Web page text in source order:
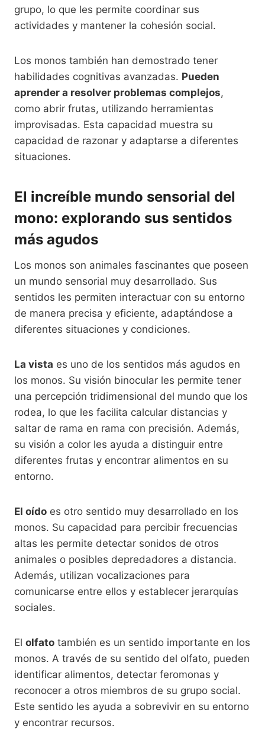
grupo, lo que les permite coordinar sus
actividades y mantener la cohesión social.
Los monos también han demostrado tener
habilidades cognitivas avanzadas. Pueden
aprender a resolver problemas complejos,
como abrir frutas, utilizando herramientas
improvisadas. Esta capacidad muestra su
capacidad de razonar y adaptarse a diferentes
situaciones.
El increíble mundo sensorial del
mono: explorando sus sentidos
más agudos
Los monos son animales fascinantes que poseen
un mundo sensorial muy desarrollado. Sus
sentidos les permiten interactuar con su entorno
de manera precisa y eficiente, adaptándose a
diferentes situaciones y condiciones.
La vista es uno de los sentidos más agudos en
los monos. Su visión binocular les permite tener
una percepción tridimensional del mundo que los
rodea, lo que les facilita calcular distancias y
saltar de rama en rama con precisión. Además,
su visión a color les ayuda a distinguir entre
diferentes frutas y encontrar alimentos en su
entorno.
El oído es otro sentido muy desarrollado en los
monos. Su capacidad para percibir frecuencias
altas les permite detectar sonidos de otros
animales o posibles depredadores a distancia.
Además, utilizan vocalizaciones para
comunicarse entre ellos y establecer jerarquías
sociales.
El olfato también es un sentido importante en los
monos. A través de su sentido del olfato, pueden
identificar alimentos, detectar feromonas y
reconocer a otros miembros de su grupo social.
Este sentido les ayuda a sobrevivir en su entorno
y encontrar recursos.